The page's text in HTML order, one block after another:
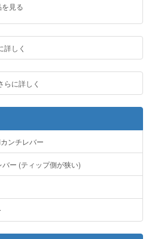
見る
詳しく
らに詳しく
ンチレバー
ー (ティップ側が狭い)